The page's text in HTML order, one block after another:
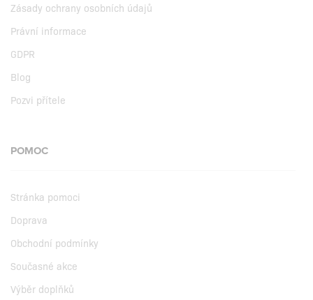
Zásady ochrany osobních údajů
Právní informace
GDPR
Blog
Pozvi přítele
POMOC
Stránka pomoci
Doprava
Obchodní podmínky
Současné akce
Výběr doplňků